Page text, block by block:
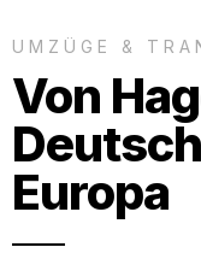
UMZÜGE &
Von
Europa